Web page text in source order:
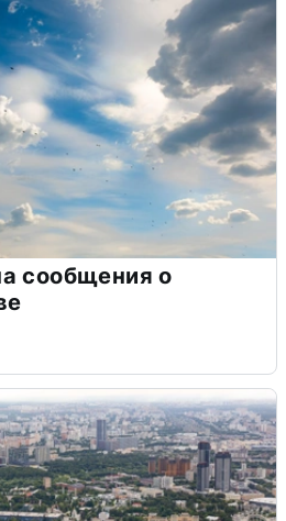
сообщения о